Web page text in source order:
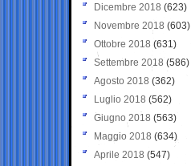
Dicembre 2018 (623)
Novembre 2018 (603)
Ottobre 2018 (631)
Settembre 2018 (586)
Agosto 2018 (362)
Luglio 2018 (562)
Giugno 2018 (563)
Maggio 2018 (634)
Aprile 2018 (547)